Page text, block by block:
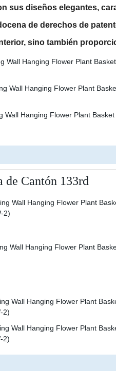
sus diseños elegantes,
de derechos de
sino también
de Cantón 133rd